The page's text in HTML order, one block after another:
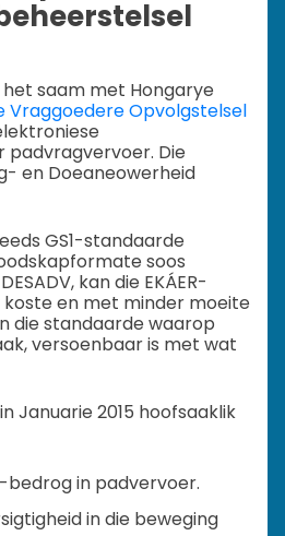
het saam met Hongarye
Vraggoedere Opvolgstelsel
padvragvervoer. Die
en Doeaneowerheid
GS1-standaarde
soos
kan die EKÁER-
en met minder moeite
die standaarde waarop
versoenbaar is met wat
Januarie 2015 hoofsaaklik
bedrog in padvervoer.
in die beweging